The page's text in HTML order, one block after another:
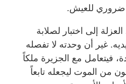
هو ضروري للعيش.
لدانييل ديفو (ت: 1731) تتحول العزلة إلى اختبار لصلابة
غير أن وحدته لا تفصله
فيتعامل مع الجزيرة ملكاً
من الموت ليجعله تابعاً